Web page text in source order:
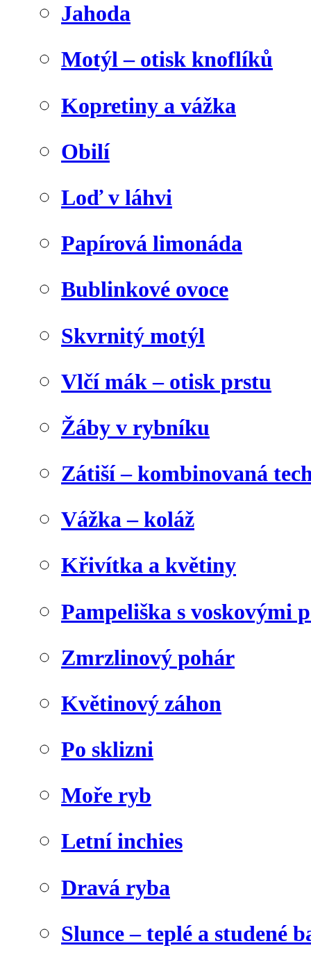
Jahoda
Motýl – otisk knoflíků
Kopretiny a vážka
Obilí
Loď v láhvi
Papírová limonáda
Bublinkové ovoce
Skvrnitý motýl
Vlčí mák – otisk prstu
Žáby v rybníku
Zátiší – kombinovaná
Vážka – koláž
Křivítka a květiny
Pampeliška s voskovými
Zmrzlinový pohár
Květinový záhon
Po sklizni
Moře ryb
Letní inchies
Dravá ryba
Slunce – teplé a studené